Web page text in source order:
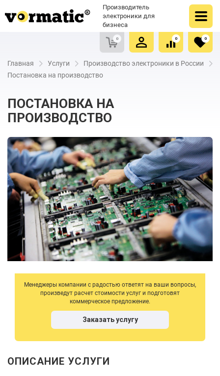
Производитель
электроники для
бизнеса
0
Очистить список сравнения
0
Очистить избранное
0
Главная Услуги
Производство электроники в России
Постановка на производство
ПОСТАНОВКА НА
ПРОИЗВОДСТВО
Менеджеры компании с радостью ответят на ваши вопросы,
произведут расчет стоимости услуг и подготовят
коммерческое предложение.
Заказать услугу
ОПИСАНИЕ УСЛУГИ